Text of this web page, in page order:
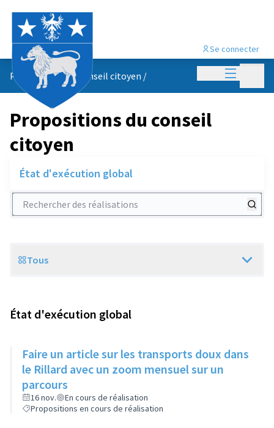
Menu
Se connecter
Propositions du conseil citoyen /
Propositions du conseil
citoyen
État d'exécution global
Rechercher des réalisations
Scope
Tous
État d'exécution global
Faire un article sur les transports doux dans
le Rillard avec un zoom mensuel sur un
parcours
16 nov.
En cours de réalisation
Propositions en cours de réalisation